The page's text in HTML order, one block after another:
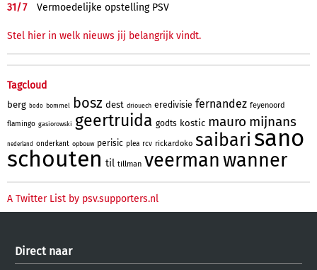
31/7 Vermoedelijke opstelling PSV
Stel hier in welk nieuws jij belangrijk vindt.
Tagcloud
berg bodo bommel bosz dest driouech eredivisie fernandez feyenoord
flamingo gasiorowski geertruida godts kostic mauro mijnans
nederland onderkant opbouw perisic plea rcv rickardoko saibari sano
schouten til tillman veermanwanner
A Twitter List by psv.supporters.nl
Direct naar